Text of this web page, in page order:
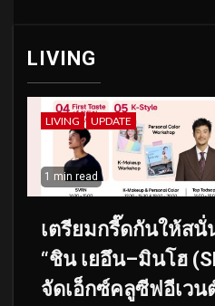
LIVING
LIVING UPDATE
1 min read
เตรียมกรี๊ดกันให้สนั่
“ชิน เยอึน–มินโฮ
จัดเอ็กซ์คลูซีฟอีเวน